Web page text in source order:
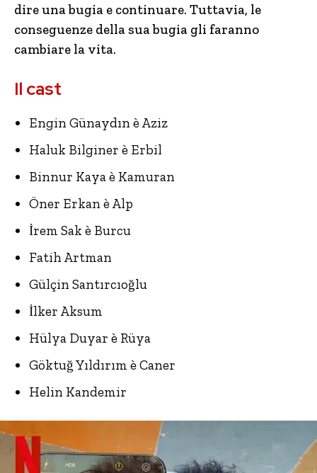
dire una bugia e continuare. Tuttavia, le
conseguenze della sua bugia gli faranno
cambiare la vita.
Il cast
Engin Günaydın è Aziz
Haluk Bilginer è Erbil
Binnur Kaya è Kamuran
Öner Erkan è Alp
İrem Sak è Burcu
Fatih Artman
Gülçin Santırcıoğlu
İlker Aksum
Hülya Duyar è Rüya
Göktuğ Yıldırım è Caner
Helin Kandemir